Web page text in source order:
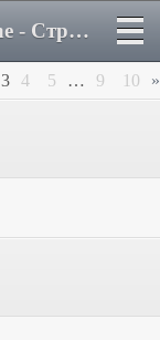
Раса Дронов\Berzerker Drone - Страница 3 - Форум
3 4 5 … 9 10 »